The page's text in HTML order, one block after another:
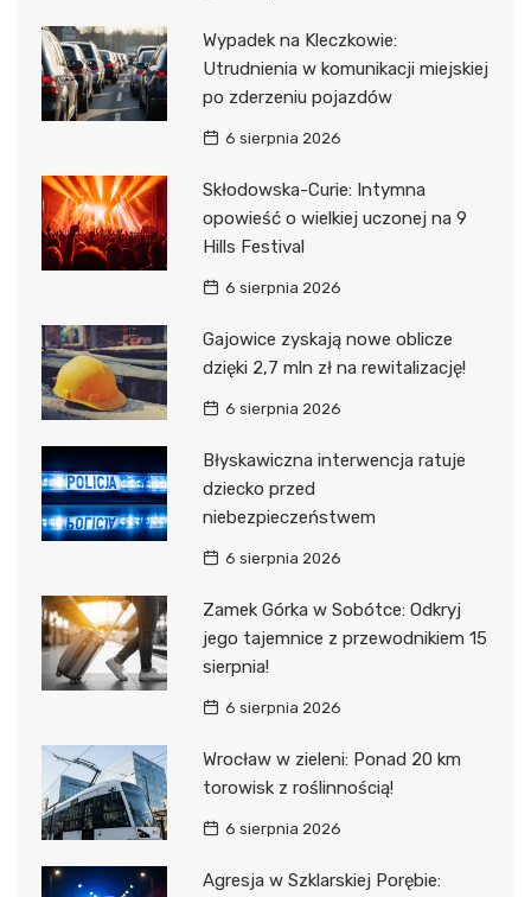
Wypadek na Kleczkowie:
Utrudnienia w komunikacji miejskiej
po zderzeniu pojazdów
6 sierpnia 2026
Skłodowska-Curie: Intymna
opowieść o wielkiej uczonej na 9
Hills Festival
6 sierpnia 2026
Gajowice zyskają nowe oblicze
dzięki 2,7 mln zł na rewitalizację!
6 sierpnia 2026
Błyskawiczna interwencja ratuje
dziecko przed
niebezpieczeństwem
6 sierpnia 2026
Zamek Górka w Sobótce: Odkryj
jego tajemnice z przewodnikiem 15
sierpnia!
6 sierpnia 2026
Wrocław w zieleni: Ponad 20 km
torowisk z roślinnością!
6 sierpnia 2026
Agresja w Szklarskiej Porębie: